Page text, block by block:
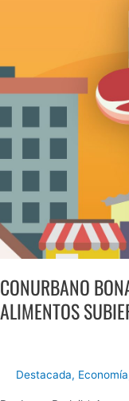
CONURBANO
ALIMENTOS
Destacada, Economía
SUBIERON
2,11%